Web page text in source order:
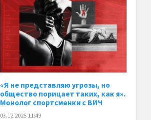
«Я не представляю угрозы, но
общество порицает таких, как я».
Монолог спортсменки с ВИЧ
03.12.2025 11:49